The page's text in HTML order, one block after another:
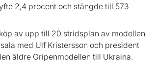
2,4 procent och stängde till 573
av upp till 20 stridsplan av modellen
med Ulf Kristersson och president
äldre Gripenmodellen till Ukraina.